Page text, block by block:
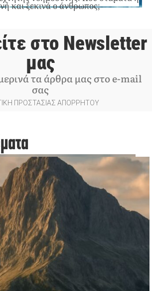
και ξεκινά ο άνθρωπος;
στο Newsletter
μας
τα άρθρα μας στο e-mail
σας
ΠΡΟΣΤΑΣΙΑΣ ΑΠΟΡΡΗΤΟΥ